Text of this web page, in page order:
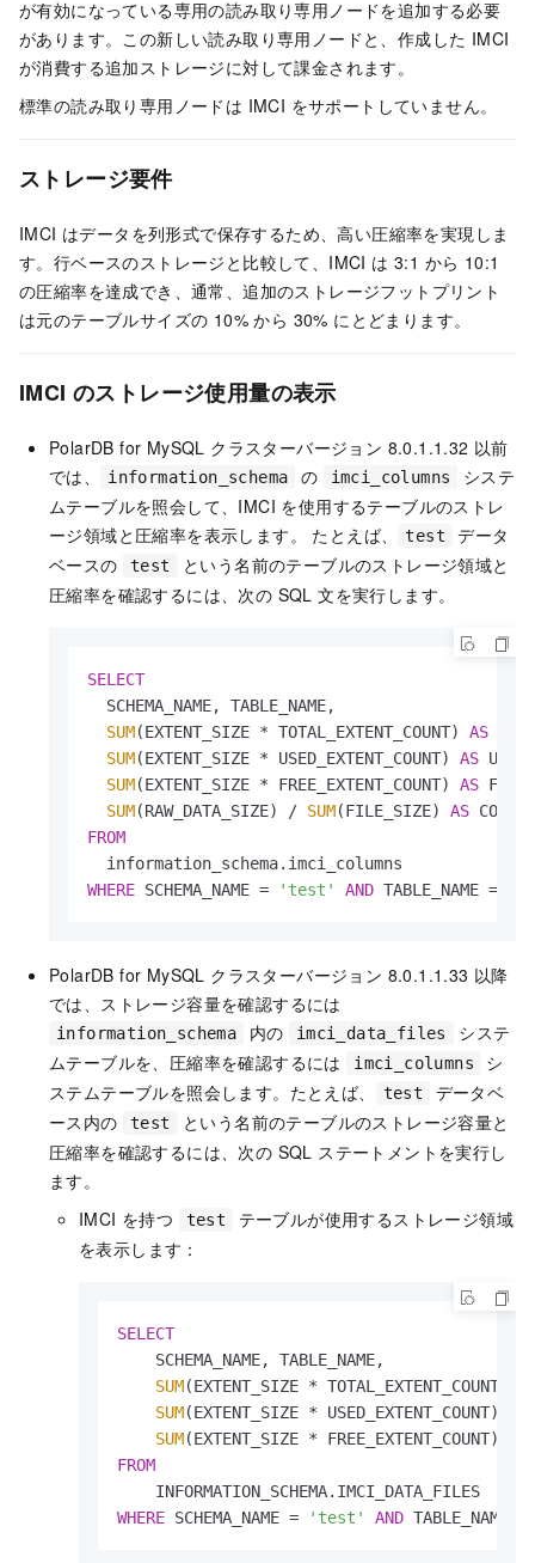
が有効になっている専用の読み取り専用ノードを追加する必要
があります。この新しい読み取り専用ノード と、作成した IMCI
が消費する追加ストレージに対して課金されます。
標準の読み取り専用ノード は IMCI をサポートしていません。
ストレージ要件
IMCI はデータを列形式で保存するため、高い圧縮率を実現しま
す。行ベースのストレージと比較して、IMCI は 3:1 から 10:1
の圧縮率を達成でき、通常、追加のストレージフットプリント
は元のテーブルサイズの 10% から 30% にとどまります。
IMCI のストレージ使用量の表示
PolarDB for MySQL クラスターバージョン 8.0.1.1.32 以前
では、
information_schema の imci_columns
システ
ムテーブルを照会して、IMCI を使用するテーブルのストレ
ージ領域と圧縮率を表示します。 たとえば、
test
データ
ベースの
test
という名前のテーブルのストレージ領域と
圧縮率を確認するには、次の SQL 文を実行します。
SELECT
  SCHEMA_NAME, TABLE_NAME,
SUM(EXTENT_SIZE * TOTAL_EXTENT_COUNT) AS
SUM(EXTENT_SIZE * USED_EXTENT_COUNT) AS
SUM(EXTENT_SIZE * FREE_EXTENT_COUNT) AS
SUM(RAW_DATA_SIZE) / SUM(FILE_SIZE) AS
FROM
WHERE SCHEMA_NAME = 'test' AND TABLE_NAME =
PolarDB for MySQL クラスターバージョン 8.0.1.1.33 以降
では、ストレージ容量を確認するには
information_schema 内の imci_data_files
システ
ムテーブルを、圧縮率を確認するには
imci_columns
シ
ステムテーブルを照会します。たとえば、
test
データベ
ース内の
test
という名前のテーブルのストレージ容量と
圧縮率を確認するには、次の SQL ステートメントを実行し
ます。
IMCI を持つ
test
テーブルが使用するストレージ領域
を表示します：
SELECT
    SCHEMA_NAME, TABLE_NAME,
SUM(EXTENT_SIZE * TOTAL_EXTENT_COUNT)
SUM(EXTENT_SIZE * USED_EXTENT_COUNT)
SUM(EXTENT_SIZE * FREE_EXTENT_COUNT)
FROM
WHERE SCHEMA_NAME = 'test' AND TABLE_NAME